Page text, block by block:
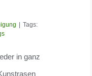
Tags:
in ganz